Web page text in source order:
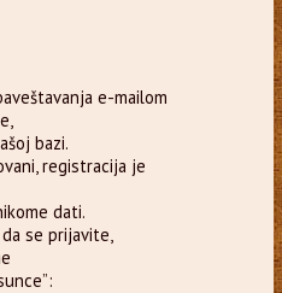
e-mailom
bazi.
registracija je
dati.
se prijavite,